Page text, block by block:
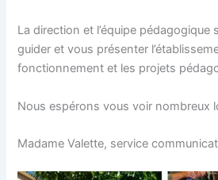
La direction et l’équipe pédagogique
guider et vous présenter
fonctionnement et les projets
Nous espérons vous voir nombreux
Madame Valette, service